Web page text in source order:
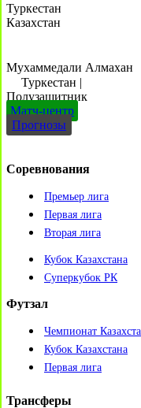
Туркестан
Казахстан
Мухаммедали Алмахан
Туркестан |
Полузащитник
Матч-центр
Прогнозы
Соревнования
Премьер лига
Первая лига
Вторая лига
Кубок Казахстана
Суперкубок РК
Футзал
Чемпионат
Кубок Казахстана
Первая лига
Трансферы